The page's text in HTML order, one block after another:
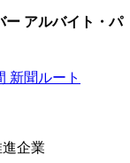
ー アルバイト・パ
企業